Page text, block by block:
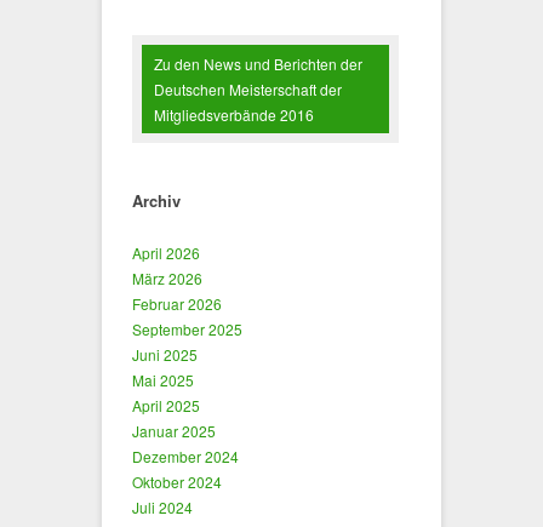
Zu den News und Berichten der
Deutschen Meisterschaft der
Mitgliedsverbände 2016
Archiv
April 2026
März 2026
Februar 2026
September 2025
Juni 2025
Mai 2025
April 2025
Januar 2025
Dezember 2024
Oktober 2024
Juli 2024